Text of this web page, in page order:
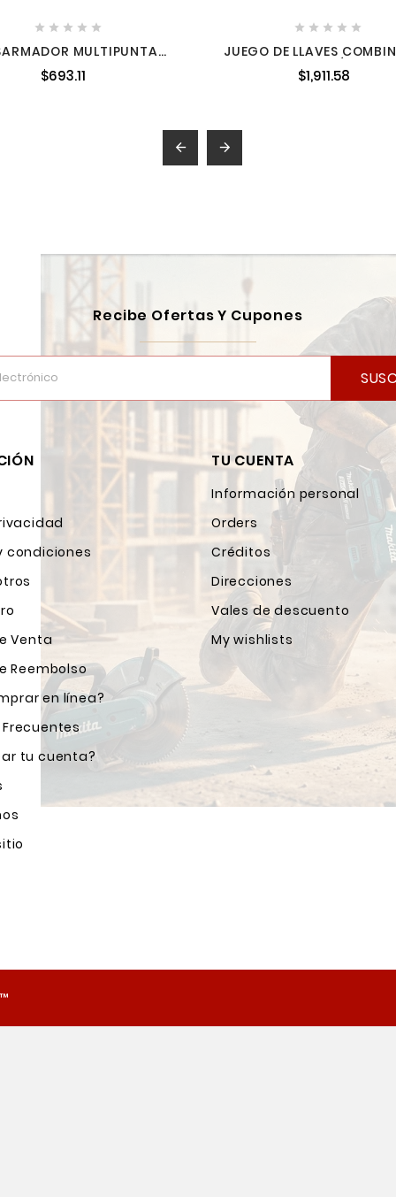
    
MULTIPUNTA
48222330
$693.11
    
JUEGO DE LLAVES
7 PIEZAS: MÉTRICAS
AMIL48229507
$1,911.58
 
Recibe Ofertas Y Cupones
condiciones
Venta
Reembolso
en línea?
tu cuenta?
TU CUENTA
Información personal
Orders
Créditos
Direcciones
Vales de descuento
My wishlists